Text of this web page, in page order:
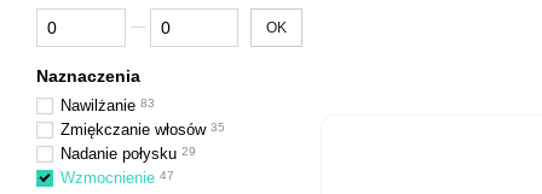
Od Zniżka %
Do Zniżka % OK
Naznaczenia
Nawilżanie 83
Zmiękczanie włosów 35
Nadanie połysku 29
Wzmocnienie 47